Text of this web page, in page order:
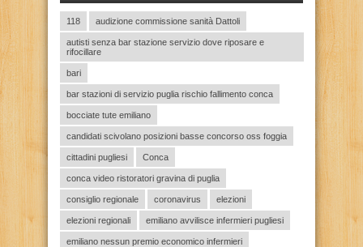
118 audizione commissione sanità Dattoli
autisti senza bar stazione servizio dove riposare e
rifocillare
bari
bar stazioni di servizio puglia rischio fallimento conca
bocciate tute emiliano
candidati scivolano posizioni basse concorso oss foggia
cittadini pugliesi Conca
conca video ristoratori gravina di puglia
consiglio regionale coronavirus elezioni
elezioni regionali emiliano avvilisce infermieri pugliesi
emiliano nessun premio economico infermieri